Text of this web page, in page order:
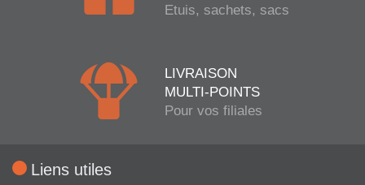
Etuis, sachets, sacs
LIVRAISON
MULTI-POINTS
Pour vos filiales
Liens utiles